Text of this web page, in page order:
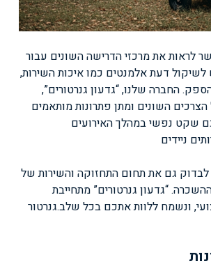
לראות את מרכזי הדרישה השונים עבור
לשיקול דעת אלמנטים כמו איכות השירות,
החברה שלנו, “גדעון גנרטורים”,
השונים ומתן פתרונות מותאמים
שקט נפשי במהלך האירועים
ניידים
גם את תחום התחזוקה והשירות של
“גדעון גנרטורים” מתחייבת
ונשמח ללוות אתכם בכל שלב.גנרטור